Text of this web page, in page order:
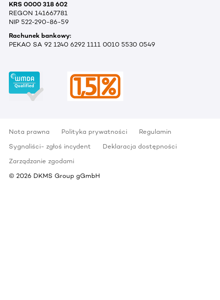
KRS 0000 318 602
REGON 141667781
NIP 522-290-86-59
Rachunek bankowy:
PEKAO SA 92 1240 6292 1111 0010 5530 0549
Nota prawna Polityka prywatności
Regulamin
Sygnaliści- zgłoś incydent
Deklaracja dostępności
Zarządzanie zgodami
© 2026 DKMS Group gGmbH